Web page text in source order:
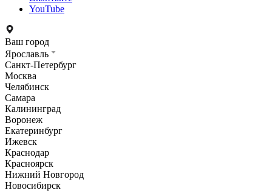
YouTube
Ваш город
Ярославль
Санкт-Петербург
Москва
Челябинск
Самара
Калининград
Воронеж
Екатеринбург
Ижевск
Краснодар
Красноярск
Нижний Новгород
Новосибирск